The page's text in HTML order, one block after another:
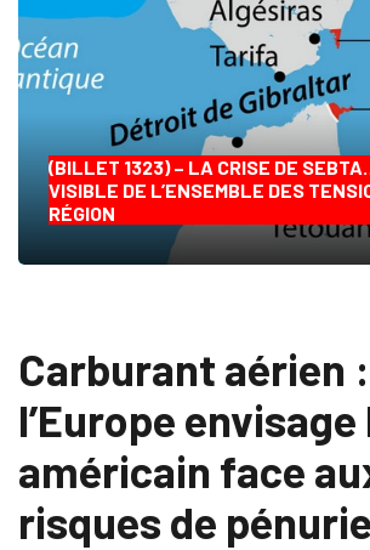
(BILLET 1323) – LA CRISE DE
VISIBLE DE L’ENSEMBLE DES
RÉGION
Carburant aérien :
l’Europe
américain face
risques de pénurie